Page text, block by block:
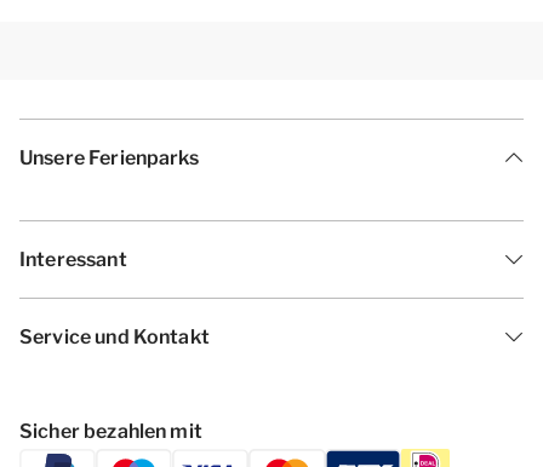
Unsere Ferienparks
Interessant
Service und Kontakt
Sicher bezahlen mit